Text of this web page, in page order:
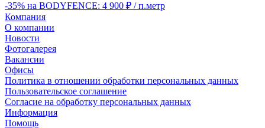
-35% на BODYFENCE: 4 900 ₽ / п.метр
Компания
О компании
Новости
Фотогалерея
Вакансии
Офисы
Политика в отношении обработки персональных данных
Пользовательское соглашение
Согласие на обработку персональных данных
Информация
Помощь